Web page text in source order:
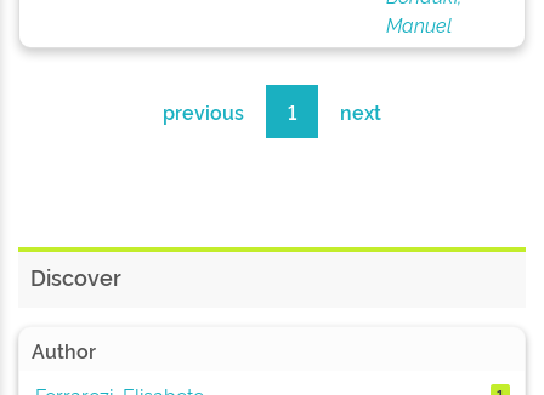
Manuel
previous 1 next
Discover
Author